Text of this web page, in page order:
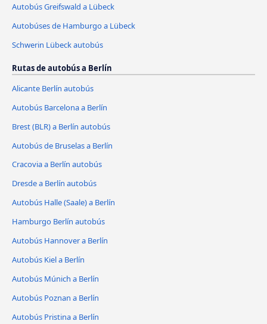
Autobús Greifswald a Lübeck
Autobúses de Hamburgo a Lübeck
Schwerin Lübeck autobús
Rutas de autobús a Berlín
Alicante Berlín autobús
Autobús Barcelona a Berlín
Brest (BLR) a Berlín autobús
Autobús de Bruselas a Berlín
Cracovia a Berlín autobús
Dresde a Berlín autobús
Autobús Halle (Saale) a Berlín
Hamburgo Berlín autobús
Autobús Hannover a Berlín
Autobús Kiel a Berlín
Autobús Múnich a Berlín
Autobús Poznan a Berlín
Autobús Pristina a Berlín